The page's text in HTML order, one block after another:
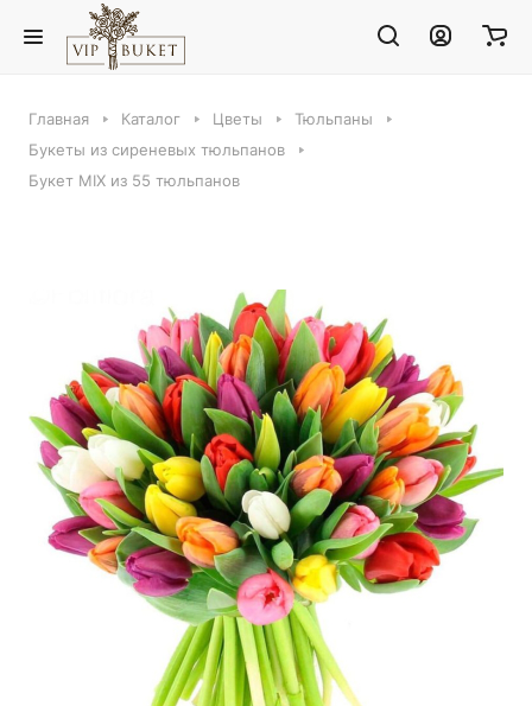
Главная Каталог Цветы
Тюльпаны
Букеты из сиреневых тюльпанов
Букет MIX из 55 тюльпанов